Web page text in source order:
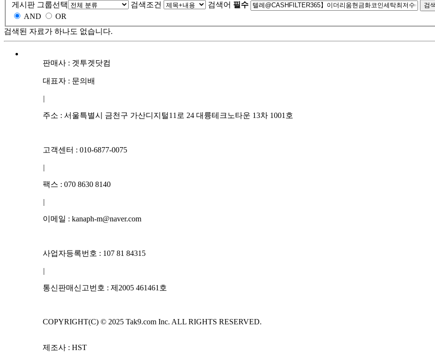
게시판 그룹선택
검색조건 검색어 필수 검
AND
OR
검색된 자료가 하나도 없습니다.
판매사 : 겟투겟닷컴
대표자 : 문의배
|
주소 : 서울특별시 금천구 가산디지털11로 24 대륭테크노타운 13차 1001호
고객센터 : 010-6877-0075
|
팩스 : 070 8630 8140
|
이메일 : kanaph-m@naver.com
사업자등록번호 : 107 81 84315
|
통신판매신고번호 : 제2005 461461호
COPYRIGHT(C) © 2025 Tak9.com Inc. ALL RIGHTS RESERVED.
제조사 : HST